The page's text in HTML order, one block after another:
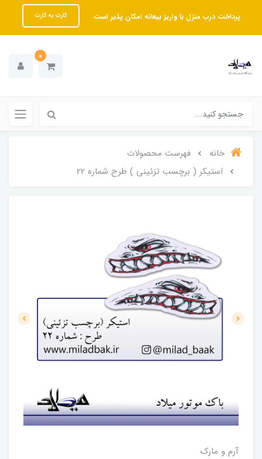
پرداخت درب منزل با واریز بیعانه امکان پذیر است کارت به کارت
0
خانه
فهرست محصولات
استیکر ( برچسب تزئینی ) طرح شماره 22
آرم و مارک